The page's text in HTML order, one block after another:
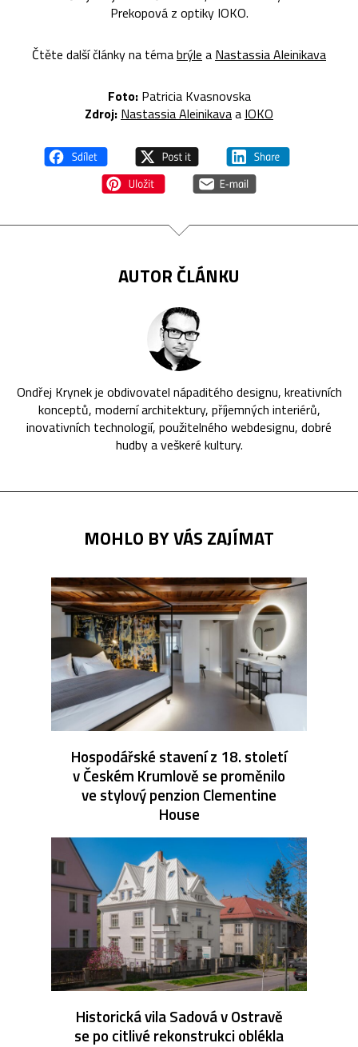
Prekopová z optiky IOKO.
Čtěte další články na témabrýle a Nastassia Aleinikava
Foto:Patricia Kvasnovska
Zdroj: Nastassia Aleinikavaa IOKO
AUTOR ČLÁNKU
Ondřej Krynek je obdivovatel nápaditého designu, kreativních
konceptů, moderní architektury, příjemných interiérů,
inovativních technologií, použitelného webdesignu, dobré
hudby a veškeré kultury.
MOHLO BY VÁS ZAJÍMAT
Hospodářské stavení z 18. století
v Českém Krumlově se proměnilo
ve stylový penzion Clementine
House
Historická vila Sadová v Ostravě
se po citlivé rekonstrukci oblékla